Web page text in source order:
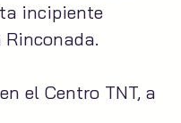
incipiente
el Centro TNT, a